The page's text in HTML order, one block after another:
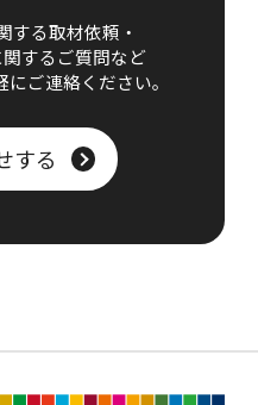
する取材依頼・
するご質問など
にご連絡ください。
する